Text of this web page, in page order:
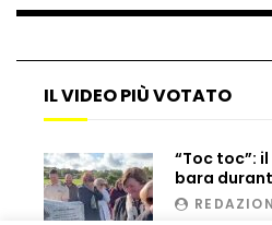
Dramma ai Fori
lavoro per 11 ore,
Scambio di
sequestro
IL VIDEO PIÙ VOTATO
“Toc toc”:
bara